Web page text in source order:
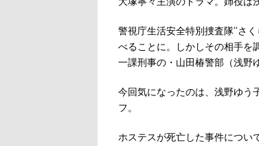
警視庁生活安全特別捜査隊“さ
べることに。しかしその相手を
一課刑事の・山田椿警部（浅野
今回気になったのは、浅野ゆう
フ。
ホステスが死亡した事件につい